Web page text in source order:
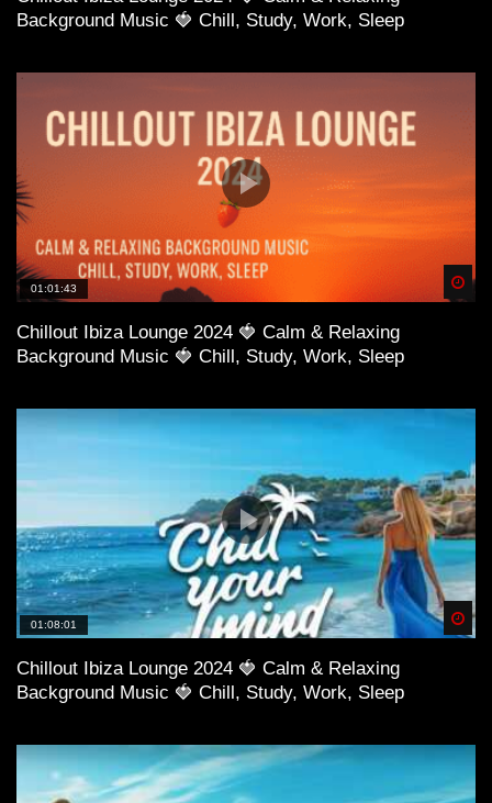
Background Music 🍓 Chill, Study, Work, Sleep
01:01:43
Chillout Ibiza Lounge 2024 🍓 Calm & Relaxing
Background Music 🍓 Chill, Study, Work, Sleep
01:08:01
Chillout Ibiza Lounge 2024 🍓 Calm & Relaxing
Background Music 🍓 Chill, Study, Work, Sleep